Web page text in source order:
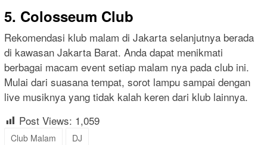
5. Colosseum Club
Rekomendasi klub malam di Jakarta selanjutnya berada
di kawasan Jakarta Barat. Anda dapat menikmati
berbagai macam event setiap malam nya pada club ini.
Mulai dari suasana tempat, sorot lampu sampai dengan
live musiknya yang tidak kalah keren dari klub lainnya.
Post Views: 1,059
Club Malam DJ